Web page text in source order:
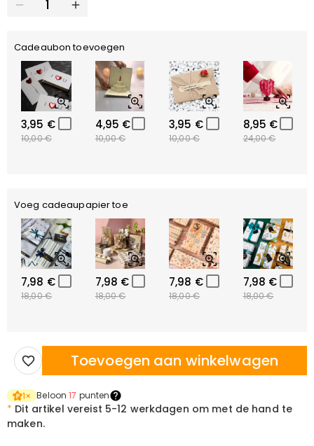
Cadeaubon toevoegen
3,95 €
10,00 €
4,95 €
10,00 €
3,95 €
10,00 €
8,95 €
24,00 €
Voeg cadeaupapier toe
7,98 €
18,00 €
7,98 €
18,00 €
7,98 €
18,00 €
7,98 €
18,00 €
Toevoegen aan winkelwagen
1× Beloon17 punten
* Dit artikel vereist 5-12 werkdagen om met de hand te
maken.